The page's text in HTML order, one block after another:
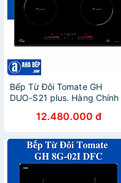
Bếp Từ Đôi Tomate GH
DUO-S21 plus. Hàng Chính
12.480.000 đ